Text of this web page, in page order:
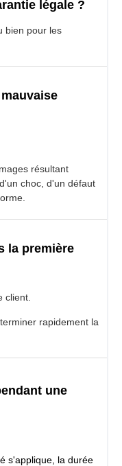
légale ?
bien pour les
résultant
choc, d'un défaut
la première
client.
rapidement la
une
s'applique, la durée